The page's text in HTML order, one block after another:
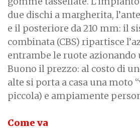
due dischi a margherita,
e il posteriore da 210 mm: il
combinata (CBS) ripartisce
entrambe le ruote azionando
Buono il prezzo: al costo di
alte si porta a casa una moto
piccola) e ampiamente
Come va